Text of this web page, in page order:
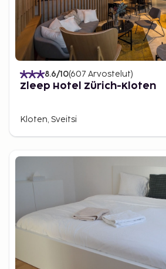
8.6/10(607 Arvostelut)
Zleep Hotel Zürich-Kloten
Kloten, Sveitsi